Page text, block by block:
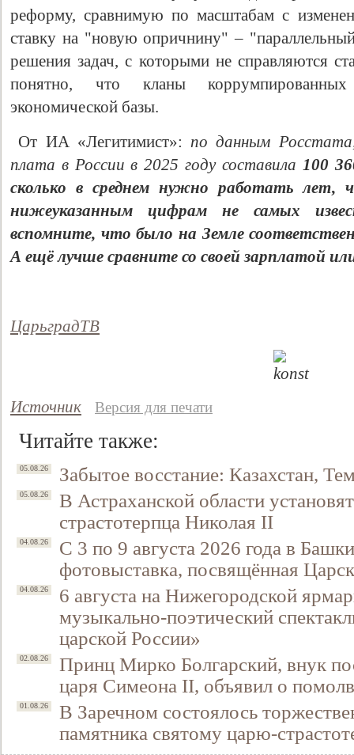
реформу, сравнимую по масштабам с
ставку на "новую опричнину" –
решения задач, с которыми не справляются
понятно, что кланы коррумпированных
экономической базы.
От ИА «Легитимист»: по данным Росстата,
плата в России в 2025 году составила 100
сколько в среднем нужно работать лет,
нижеуказанным цифрам не самых
вспомните, что было на Земле
А ещё лучше сравните со своей зарплатой
ЦарьградТВ
Источник Версия для печати
Читайте также:
05.08.26 Забытое восстание: Казахстан,
05.08.26
В Астраханской области
страстотерпца Николая II
04.08.26
С 3 по 9 августа 2026 года в
фотовыставка, посвящённая
04.08.26
6 августа на Нижегородской
музыкально-поэтический
царской России»
02.08.26
Принц Мирко Болгарский, внук
царя Симеона II, объявил о
01.08.26
В Заречном состоялось
памятника святому царю-